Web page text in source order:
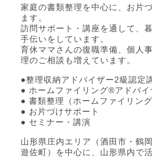
家庭の書類整理を中心に、お片
ます。
訪問サポート・講座を通して、
手伝いをしています。
育休ママさんの復職準備、個人
理のご相談も増えています。
●整理収納アドバイザー2級認定
● ホームファイリング®アドバ
● 書類整理（ホームファイリン
● お片づけサポート
● セミナー・講演
山形県庄内エリア（酒田市・鶴
遊佐町）を中心に、山形県内で活